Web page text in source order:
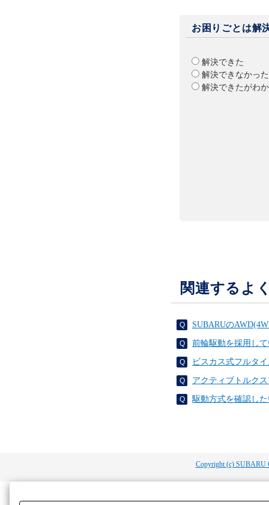
お困りごとは解
解決できた
解決できなかった
解決できたがわ
関連するよ
SUBARUの
前輪駆動を採用し
ビスカス式フルタ
アクティブトルク
駆動方式を確認し
Copyright (c) SUBARU